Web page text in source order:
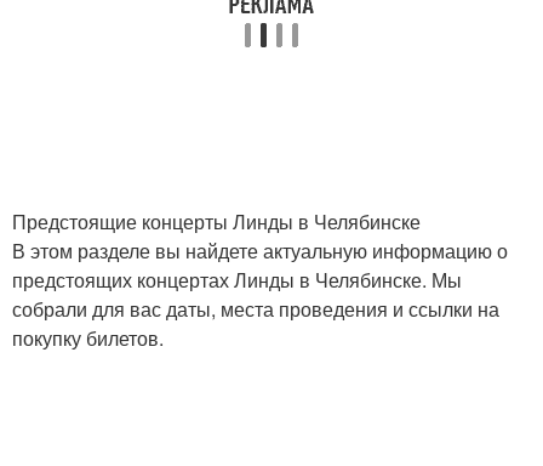
Предстоящие концерты Линды в Челябинске
В этом разделе вы найдете актуальную информацию о
предстоящих концертах Линды в Челябинске. Мы
собрали для вас даты, места проведения и ссылки на
покупку билетов.